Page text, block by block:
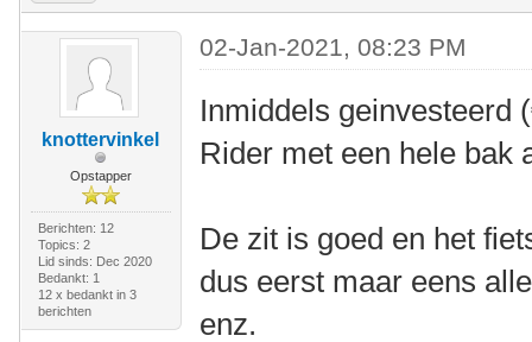
knottervinkel
Opstapper
Berichten: 12
Topics: 2
Lid sinds: Dec 2020
Bedankt: 1
12 x bedankt in 3
berichten
02-Jan-2021, 08:23 PM
Inmiddels geinvesteerd
Rider met een hele bak
De zit is goed en het
dus eerst maar eens
enz.